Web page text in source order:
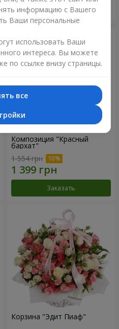
Заказать
Композиция "Красный
бархат"
1 554 грн
Заказать
Корзина "Эдит Пиаф"
информацию с Вашего
Ваши персональные
использовать Ваши
интереса. Вы можете
по ссылке внизу страницы.
все